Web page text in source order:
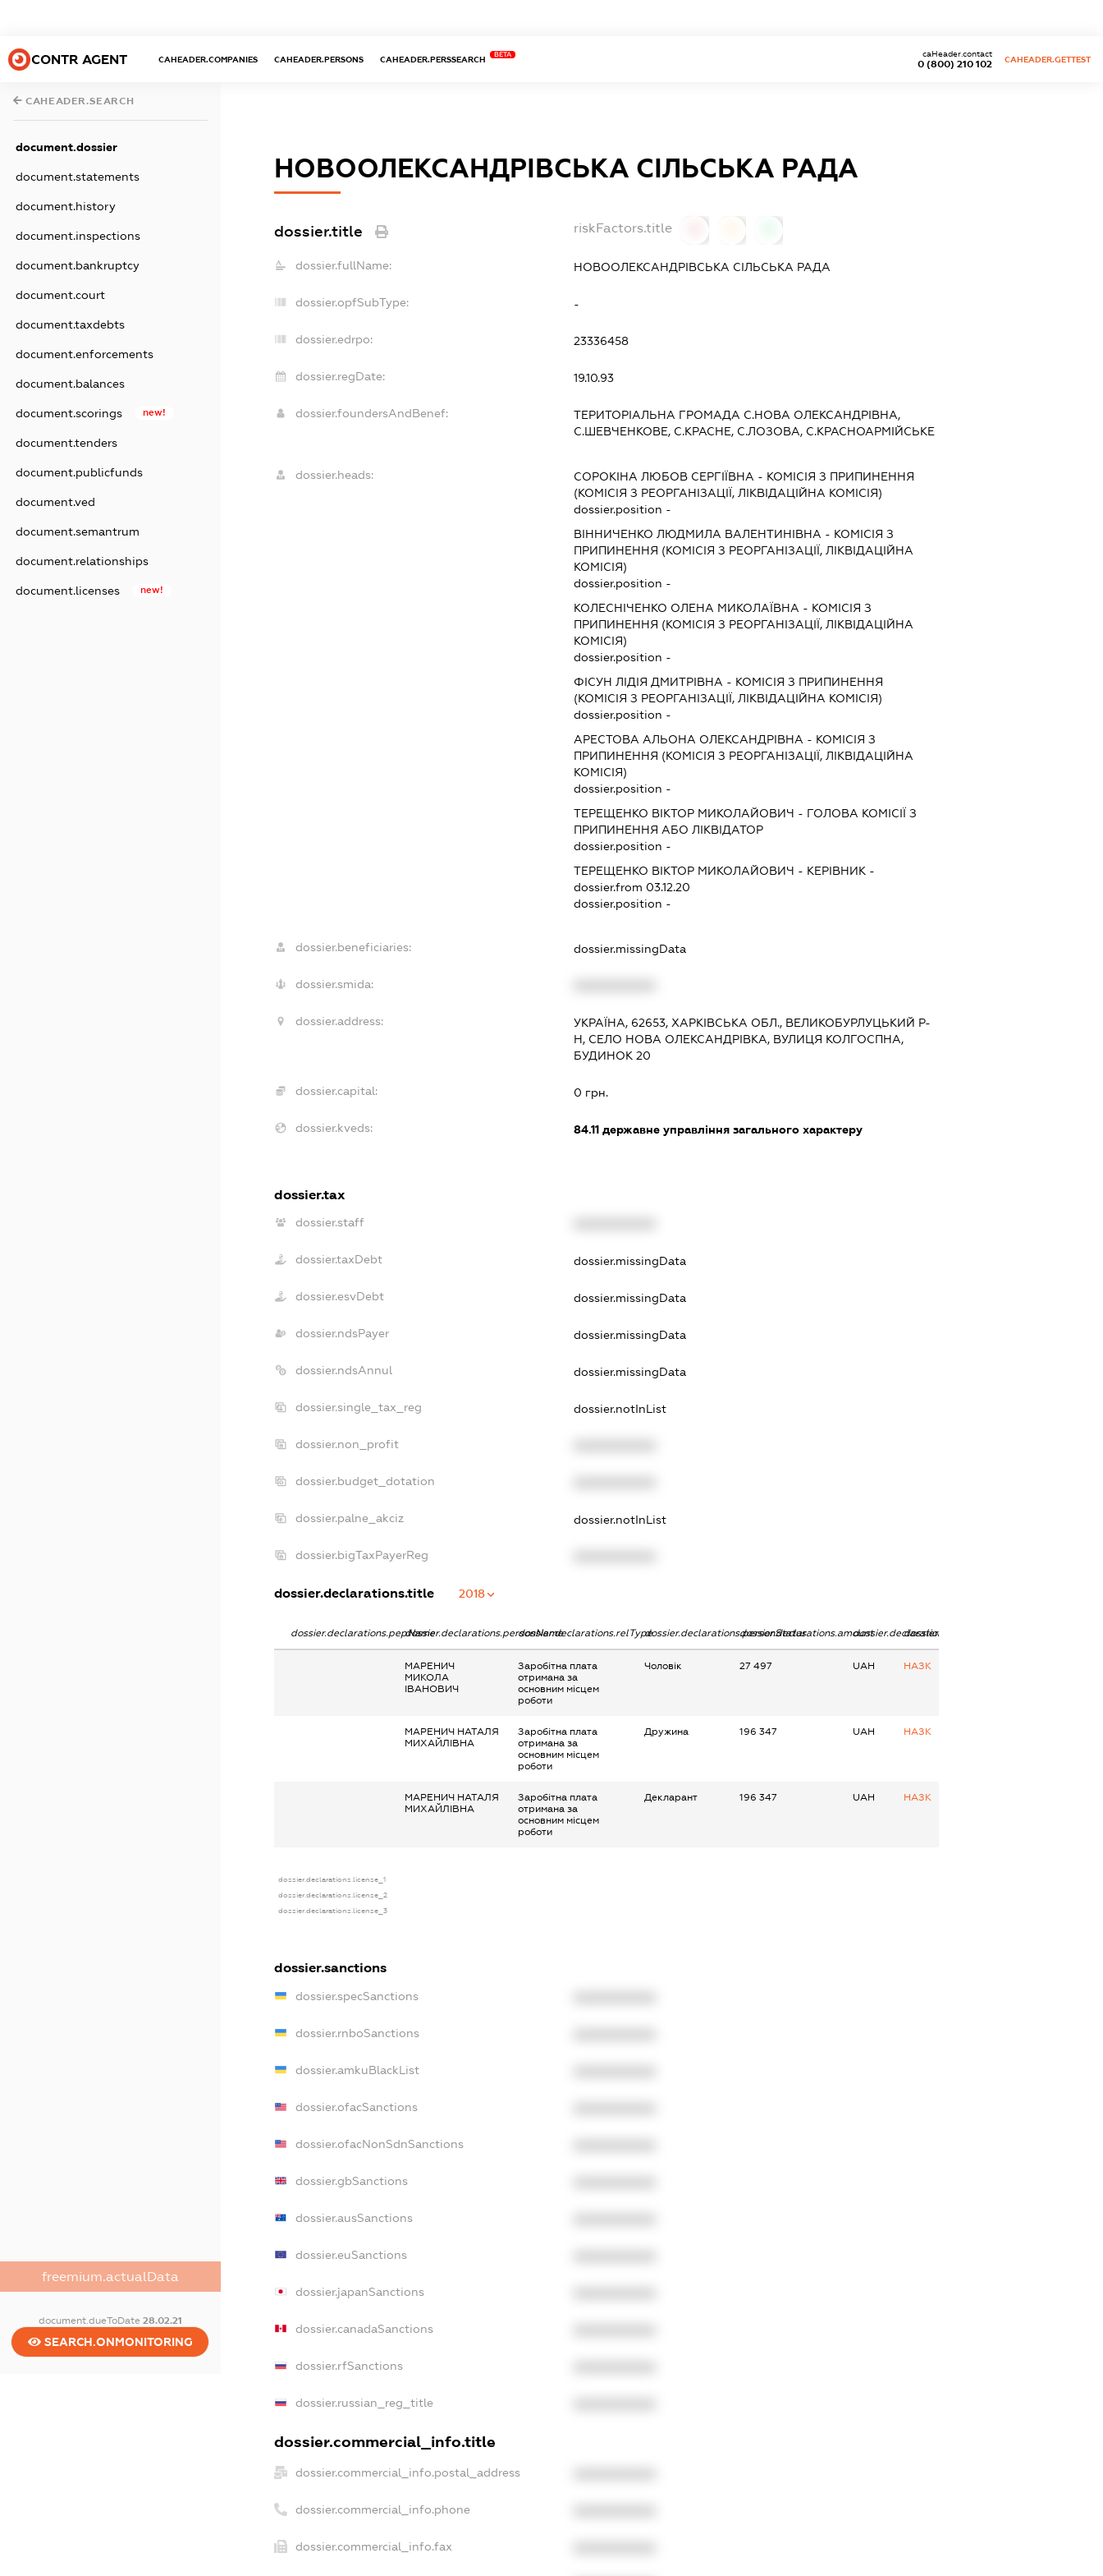
CONTR AGENT CAHEADER.COMPANIES CAHEADER.PERSONS CAHEADER.PERSSEARCH
BETA
0 (800) 210 102
caHeader.contact
CAHEADER.GETTEST
CAHEADER.SEARCH
document.dossier
document.statements
document.history
document.inspections
document.bankruptcy
document.court
document.taxdebts
document.enforcements
document.balances
document.scorings new!
document.tenders
document.publicfunds
document.ved
document.semantrum
document.relationships
document.licenses new!
freemium.actualData
document.dueToDate 28.02.21
SEARCH.ONMONITORING
НОВООЛЕКСАНДРІВСЬКА СІЛЬСЬКА РАДА
dossier.title riskFactors.title
dossier.fullName: НОВООЛЕКСАНДРІВСЬКА СІЛЬСЬКА РАДА
dossier.opfSubType: -
dossier.edrpo: 23336458
dossier.regDate: 19.10.93
dossier.foundersAndBenef:
ТЕРИТОРІАЛЬНА ГРОМАДА С.НОВА ОЛЕКСАНДРІВНА,
С.ШЕВЧЕНКОВЕ, С.КРАСНЕ, С.ЛОЗОВА, С.КРАСНОАРМІЙСЬКЕ
dossier.heads: СОРОКІНА ЛЮБОВ СЕРГІЇВНА - КОМІСІЯ З ПРИПИНЕННЯ
(КОМІСІЯ З РЕОРГАНІЗАЦІЇ, ЛІКВІДАЦІЙНА КОМІСІЯ)
dossier.position -
ВІННИЧЕНКО ЛЮДМИЛА ВАЛЕНТИНІВНА - КОМІСІЯ З
ПРИПИНЕННЯ (КОМІСІЯ З РЕОРГАНІЗАЦІЇ, ЛІКВІДАЦІЙНА
КОМІСІЯ)
dossier.position -
КОЛЕСНІЧЕНКО ОЛЕНА МИКОЛАЇВНА - КОМІСІЯ З
ПРИПИНЕННЯ (КОМІСІЯ З РЕОРГАНІЗАЦІЇ, ЛІКВІДАЦІЙНА
КОМІСІЯ)
dossier.position -
ФІСУН ЛІДІЯ ДМИТРІВНА - КОМІСІЯ З ПРИПИНЕННЯ
(КОМІСІЯ З РЕОРГАНІЗАЦІЇ, ЛІКВІДАЦІЙНА КОМІСІЯ)
dossier.position -
АРЕСТОВА АЛЬОНА ОЛЕКСАНДРІВНА - КОМІСІЯ З
ПРИПИНЕННЯ (КОМІСІЯ З РЕОРГАНІЗАЦІЇ, ЛІКВІДАЦІЙНА
КОМІСІЯ)
dossier.position -
ТЕРЕЩЕНКО ВІКТОР МИКОЛАЙОВИЧ - ГОЛОВА КОМІСІЇ З
ПРИПИНЕННЯ АБО ЛІКВІДАТОР
dossier.position -
ТЕРЕЩЕНКО ВІКТОР МИКОЛАЙОВИЧ - КЕРІВНИК -
dossier.from 03.12.20
dossier.position -
dossier.beneficiaries: dossier.missingData
dossier.smida:
dossier.address:
УКРАЇНА, 62653, ХАРКІВСЬКА ОБЛ., ВЕЛИКОБУРЛУЦЬКИЙ Р-
Н, СЕЛО НОВА ОЛЕКСАНДРІВКА, ВУЛИЦЯ КОЛГОСПНА,
БУДИНОК 20
dossier.capital: 0 грн.
dossier.kveds: 84.11державне управління загального характеру
dossier.tax
dossier.staff
dossier.taxDebt dossier.missingData
dossier.esvDebt dossier.missingData
dossier.ndsPayer dossier.missingData
dossier.ndsAnnul dossier.missingData
dossier.single_tax_reg dossier.notInList
dossier.non_profit
dossier.budget_dotation
dossier.palne_akciz dossier.notInList
dossier.bigTaxPayerReg
dossier.declarations.title 2018
dossier.declarations.pepNamedossier.declarations.personNamedossier.declarations.relTypedossier.declarations.personStatusdossier.declarations.amountdossier.declarations.currency
dossier.declarations.source
МАРЕНИЧ
МИКОЛА
ІВАНОВИЧ
Заробітна плата
отримана за
основним місцем
роботи
Чоловік 27 497 UAH НАЗК
МАРЕНИЧ НАТАЛЯ
МИХАЙЛІВНА
Заробітна плата
отримана за
основним місцем
роботи
Дружина 196 347 UAH НАЗК
МАРЕНИЧ НАТАЛЯ
МИХАЙЛІВНА
Заробітна плата
отримана за
основним місцем
роботи
Декларант 196 347 UAH НАЗК
dossier.declarations.license_1
dossier.declarations.license_2
dossier.declarations.license_3
dossier.sanctions
dossier.specSanctions
dossier.rnboSanctions
dossier.amkuBlackList
dossier.ofacSanctions
dossier.ofacNonSdnSanctions
dossier.gbSanctions
dossier.ausSanctions
dossier.euSanctions
dossier.japanSanctions
dossier.canadaSanctions
dossier.rfSanctions
dossier.russian_reg_title
dossier.commercial_info.title
dossier.commercial_info.postal_address
dossier.commercial_info.phone
dossier.commercial_info.fax